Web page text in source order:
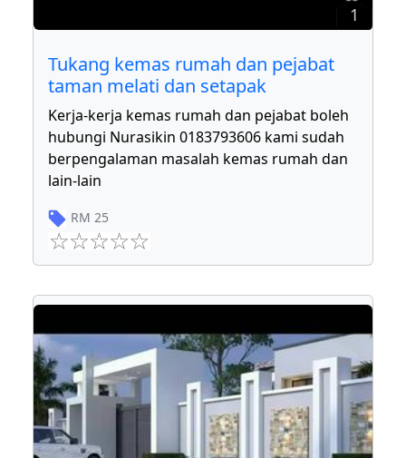
1
Tukang kemas rumah dan pejabat
taman melati dan setapak
Kerja-kerja kemas rumah dan pejabat boleh
hubungi Nurasikin 0183793606 kami sudah
berpengalaman masalah kemas rumah dan
lain-lain
RM 25